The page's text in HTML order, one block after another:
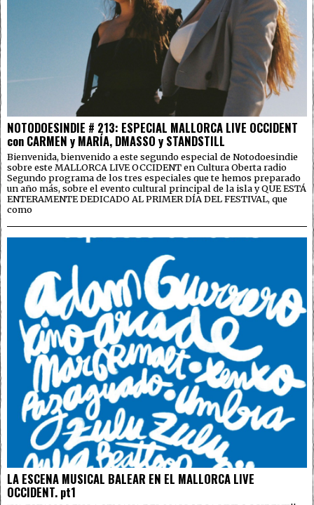
NOTODOESINDIE # 213: ESPECIAL MALLORCA LIVE OCCIDENT
con CARMEN y MARÍA, DMASSO y STANDSTILL
Bienvenida, bienvenido a este segundo especial de Notodoesindie
sobre este MALLORCA LIVE OCCIDENT en Cultura Oberta radio
Segundo programa de los tres especiales que te hemos preparado
un año más, sobre el evento cultural principal de la isla y QUE ESTÁ
ENTERAMENTE DEDICADO AL PRIMER DÍA DEL FESTIVAL, que
como
LA ESCENA MUSICAL BALEAR EN EL MALLORCA LIVE
OCCIDENT. pt1